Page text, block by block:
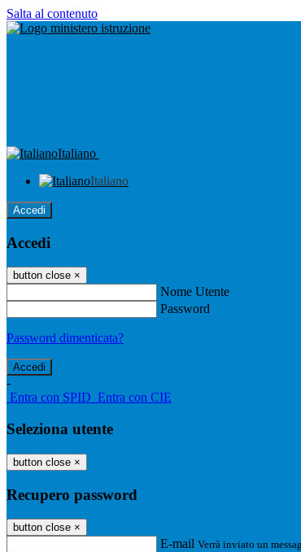
Salta al contenuto
Italiano
Italiano
Accedi
Accedi
button close ×
Nome Utente
Password
Password dimenticata?
-
Entra con SPID Entra con CIE
Seleziona utente
button close ×
Recupero password
button close ×
E-mail Verrà inviato un